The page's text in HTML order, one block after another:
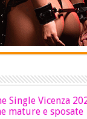
Single Vicenza
mature e sposate